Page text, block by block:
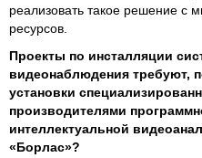
реализовать такое решение с
ресурсов.
Проекты по инсталляции
видеонаблюдения требуют,
установки
производителями
интеллектуальной
«Борлас»?